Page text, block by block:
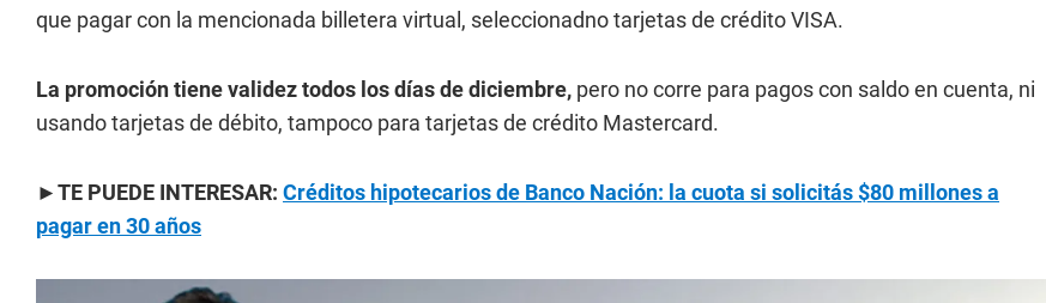
que pagar con la mencionada billetera virtual, seleccionadno tarjetas de crédito VISA.
La promoción tiene validez todos los días de diciembre, pero no corre para pagos con saldo en cuenta, ni
usando tarjetas de débito, tampoco para tarjetas de crédito Mastercard.
►TE PUEDE INTERESAR: Créditos hipotecarios de Banco Nación: la cuota si solicitás $80 millones a
pagar en 30 años